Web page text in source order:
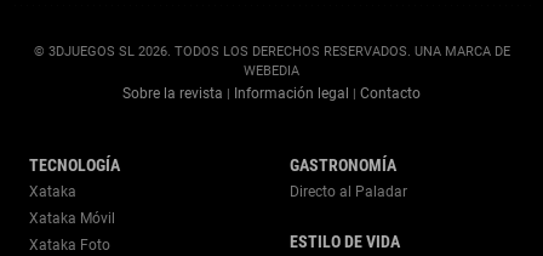
© 3DJUEGOS SL 2026. TODOS LOS DERECHOS RESERVADOS. UNA MARCA DE
WEBEDIA
Sobre la revista Información legal Contacto
TECNOLOGÍA
Xataka
Xataka Móvil
Xataka Foto
GASTRONOMÍA
Directo al Paladar
ESTILO DE VIDA